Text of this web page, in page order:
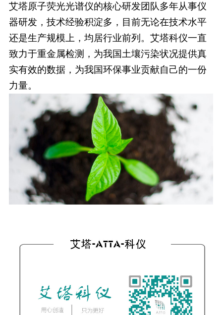
艾塔原子荧光光谱仪的核心研发团队多年从事仪
器研发，技术经验积淀多，目前无论在技术水平
还是生产规模上，均居行业前列。艾塔科仪一直
致力于重金属检测，为我国土壤污染状况提供真
实有效的数据，为我国环保事业贡献自己的一份
力量。